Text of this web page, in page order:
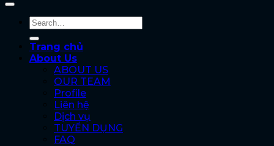
Trang chủ
About Us
ABOUT US
OUR TEAM
Profile
Liên hệ
Dịch vụ
TUYỂN DỤNG
FAQ